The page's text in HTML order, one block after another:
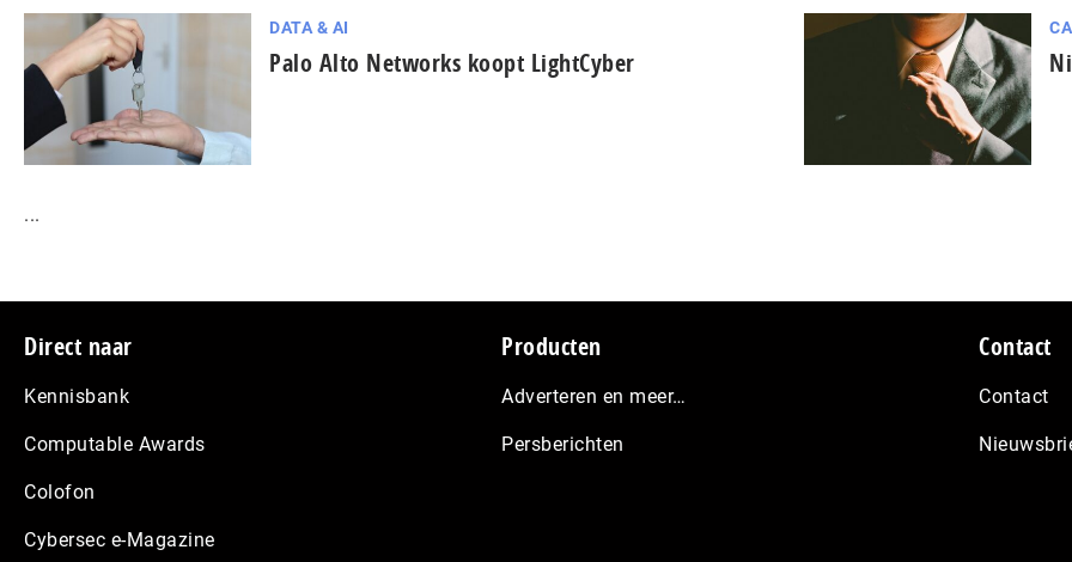
DATA & AI
Palo Alto Networks koopt LightCyber
...
Footer
Direct naar
Kennisbank
Computable Awards
Colofon
Cybersec e-Magazine
Producten
Adverteren en meer…
Persberichten
Contact
Contact